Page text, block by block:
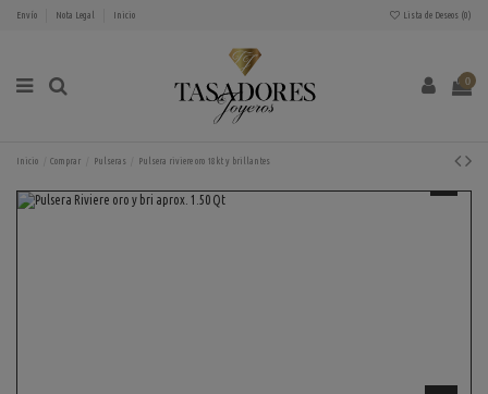
Envío Nota Legal Inicio Lista de Deseos (0)
0
Inicio Comprar Pulseras Pulsera riviere oro 18kt y brillantes